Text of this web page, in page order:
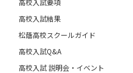
高校入試要項
高校入試結果
松蔭高校スクールガイド
高校入試Q&A
高校入試 説明会・イベント